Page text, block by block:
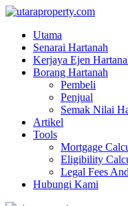
Utama
Senarai Hartanah
Kerjaya Ejen
Borang Hartanah
Pembeli
Penjual
Semak Nilai
Artikel
Tools
Mortgage
Eligibility
Legal Fees
Hubungi Kami